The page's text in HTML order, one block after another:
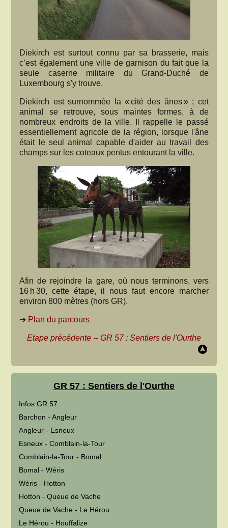
GR 57 : Sentiers de l'Ourthe
Infos GR 57
Barchon - Angleur
Angleur - Esneux
Esneux - Comblain-la-Tour
Comblain-la-Tour - Bomal
Bomal - Wéris
Wéris - Hotton
Hotton - Queue de Vache
Queue de Vache - Le Hérou
Le Hérou - Houffalize
Diekirch est surtout connu par sa brasserie, mais
c’est également une ville de garnison du fait que la
seule caserne militaire du Grand-Duché de
Luxembourg s'y trouve.
Diekirch est surnommée la « cité des ânes » ; cet
animal se retrouve, sous maintes formes, à de
nombreux endroits de la ville. Il rappelle le passé
essentiellement agricole de la région, lorsque l'âne
était le seul animal capable d'aider au travail des
champs sur les coteaux pentus entourant la ville.
Afin de rejoindre la gare, où nous terminons, vers
16 h 30, cette étape, il nous faut encore marcher
environ 800 mètres (hors GR).
➔ Plan du parcours
Etape précédente -- GR 57 : Sentiers de l'Ourthe